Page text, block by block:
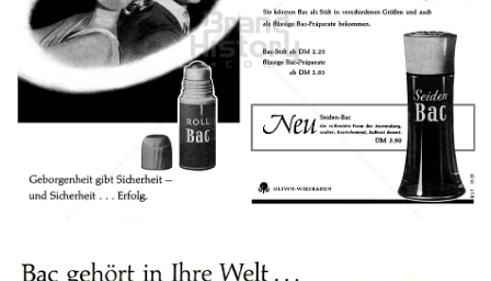
Henkel Central Eastern Europe GmbH 1959
Bild-ID: 1083